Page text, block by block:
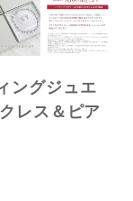
ングジュエ
レス＆ピア